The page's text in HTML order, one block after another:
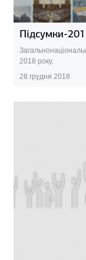
Підсумки-
2018 року.
28 грудня 2018